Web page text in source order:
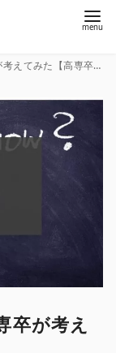
みた【高専卒の考察】
卒が考え